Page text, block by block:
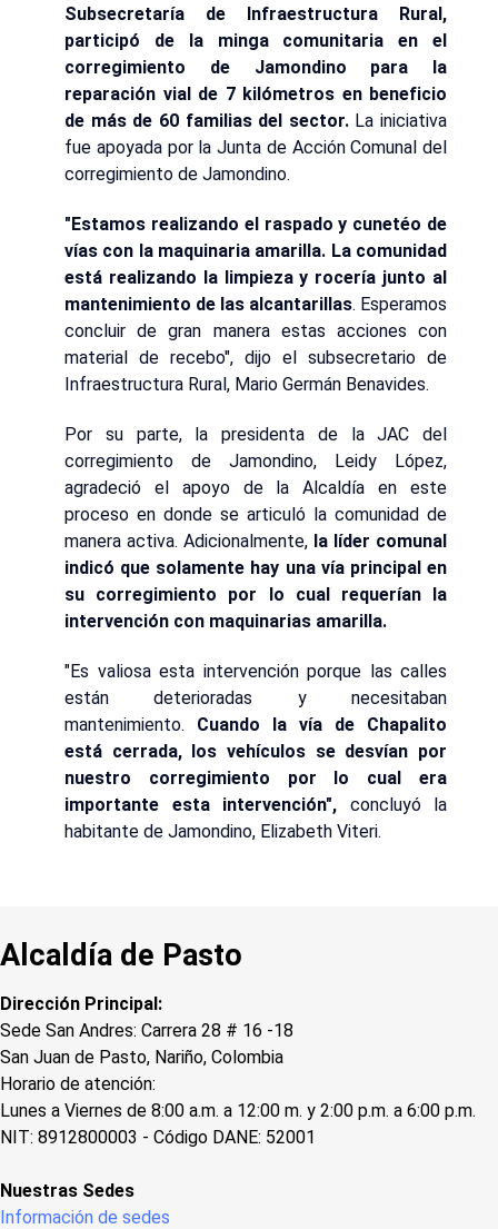
Subsecretaría de Infraestructura Rural,
participó de la minga comunitaria en el
corregimiento de Jamondino para la
reparación vial de 7 kilómetros en beneficio
de más de 60 familias del sector.La iniciativa
fue apoyada por la Junta de Acción Comunal del
corregimiento de Jamondino.
"Estamos realizando el raspado y cunetéo de
vías con la maquinaria amarilla. La comunidad
está realizando la limpieza y rocería junto al
mantenimiento de las alcantarillas. Esperamos
concluir de gran manera estas acciones con
material de recebo", dijo el subsecretario de
Infraestructura Rural, Mario Germán Benavides.
Por su parte, la presidenta de la JAC del
corregimiento de Jamondino, Leidy López,
agradeció el apoyo de la Alcaldía en este
proceso en donde se articuló la comunidad de
manera activa. Adicionalmente, la líder comunal
indicó que solamente hay una vía principal en
su corregimiento por lo cual requerían la
intervención con maquinarias amarilla.
"Es valiosa esta intervención porque las calles
están deterioradas y necesitaban
mantenimiento. Cuando la vía de Chapalito
está cerrada, los vehículos se desvían por
nuestro corregimiento por lo cual era
importante esta intervención", concluyó la
habitante de Jamondino, Elizabeth Viteri.
Alcaldía de Pasto
Dirección Principal:
Sede San Andres: Carrera 28 # 16 -18
San Juan de Pasto, Nariño, Colombia
Horario de atención:
Lunes a Viernes de 8:00 a.m. a 12:00 m. y 2:00 p.m. a 6:00 p.m.
NIT: 8912800003 - Código DANE: 52001
Nuestras Sedes
Información de sedes